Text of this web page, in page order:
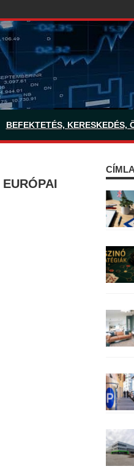
BEFEKTETÉS, KERESKEDÉS,